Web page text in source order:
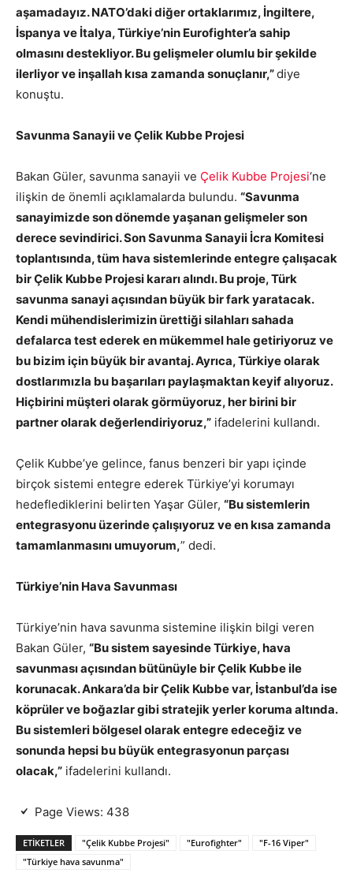
aşamadayız. NATO’daki diğer ortaklarımız, İngiltere,
İspanya ve İtalya, Türkiye’nin Eurofighter’a sahip
olmasını destekliyor. Bu gelişmeler olumlu bir şekilde
ilerliyor ve inşallah kısa zamanda sonuçlanır,”diye
konuştu.
Savunma Sanayii ve Çelik Kubbe Projesi
Bakan Güler, savunma sanayii ve Çelik Kubbe Projesi‘ne
ilişkin de önemli açıklamalarda bulundu. “Savunma
sanayimizde son dönemde yaşanan gelişmeler son
derece sevindirici. Son Savunma Sanayii İcra Komitesi
toplantısında, tüm hava sistemlerinde entegre çalışacak
bir Çelik Kubbe Projesi kararı alındı. Bu proje, Türk
savunma sanayi açısından büyük bir fark yaratacak.
Kendi mühendislerimizin ürettiği silahları sahada
defalarca test ederek en mükemmel hale getiriyoruz ve
bu bizim için büyük bir avantaj. Ayrıca, Türkiye olarak
dostlarımızla bu başarıları paylaşmaktan keyif alıyoruz.
Hiçbirini müşteri olarak görmüyoruz, her birini bir
partner olarak değerlendiriyoruz,” ifadelerini kullandı.
Çelik Kubbe’ye gelince, fanus benzeri bir yapı içinde
birçok sistemi entegre ederek Türkiye’yi korumayı
hedeflediklerini belirten Yaşar Güler, “Bu sistemlerin
entegrasyonu üzerinde çalışıyoruz ve en kısa zamanda
tamamlanmasını umuyorum,” dedi.
Türkiye’nin Hava Savunması
Türkiye’nin hava savunma sistemine ilişkin bilgi veren
Bakan Güler, “Bu sistem sayesinde Türkiye, hava
savunması açısından bütünüyle bir Çelik Kubbe ile
korunacak. Ankara’da bir Çelik Kubbe var, İstanbul’da ise
köprüler ve boğazlar gibi stratejik yerler koruma altında.
Bu sistemleri bölgesel olarak entegre edeceğiz ve
sonunda hepsi bu büyük entegrasyonun parçası
olacak,” ifadelerini kullandı.
Page Views: 438
ETIKETLER "Çelik Kubbe Projesi" "Eurofighter"
"F-16 Viper"
"Türkiye hava savunma"